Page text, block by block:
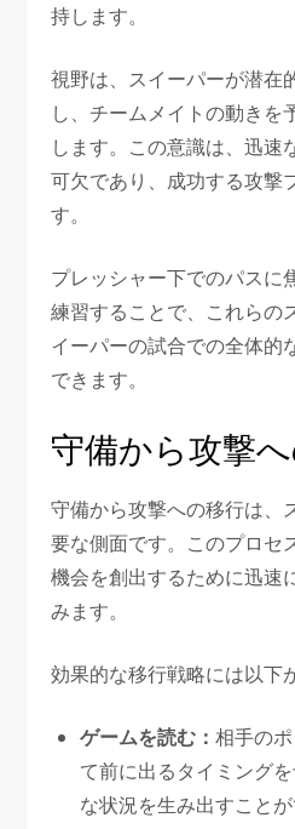
持します。
視野は、スイーパーが潜在
し、チームメイトの動きを
します。この意識は、迅速
可欠であり、成功する攻撃
す。
プレッシャー下でのパスに
練習することで、これらの
イーパーの試合での全体的
できます。
守備から攻撃
守備から攻撃への移行は、
要な側面です。このプロセ
機会を創出するために迅速
みます。
効果的な移行戦略には以下
ゲームを読む：相手の
て前に出るタイミング
な状況を生み出すことが